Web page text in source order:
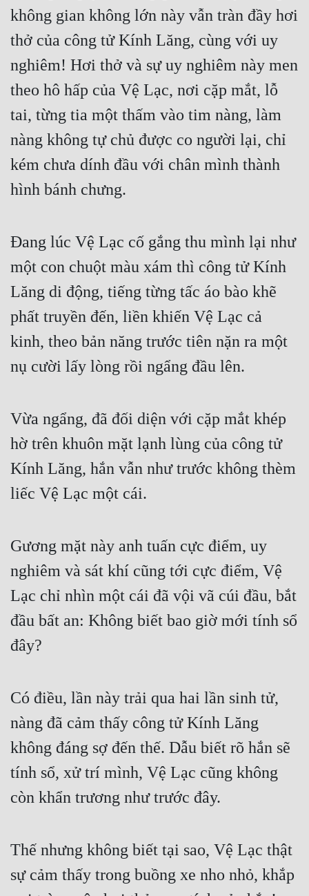
Sảng Văn
Sắc
Sủng
Thanh Xuân
Tiên Hiệp
Trinh Thám
Trùng Sinh
Trọng Sinh
Tu Chân
Tu Tiên
Tội Phạm
Vô Địch
Xuyên Nhanh
Xuyên Thư
Điền Văn
Đô Thị
Đông Phương
Đông Phương Huyền Huyễn
Cẩu Đạo Trường Sinh
Xây Dựng Thế Lực
không gian không lớn này vẫn tràn đầy hơi
thở của công tử Kính Lăng, cùng với uy
nghiêm! Hơi thở và sự uy nghiêm này men
theo hô hấp của Vệ Lạc, nơi cặp mắt, lỗ
tai, từng tia một thấm vào tim nàng, làm
nàng không tự chủ được co người lại, chỉ
kém chưa dính đầu với chân mình thành
hình bánh chưng.
Đang lúc Vệ Lạc cố gắng thu mình lại như
một con chuột màu xám thì công tử Kính
Lăng di động, tiếng từng tấc áo bào khẽ
phất truyền đến, liền khiến Vệ Lạc cả
kinh, theo bản năng trước tiên nặn ra một
nụ cười lấy lòng rồi ngẩng đầu lên.
Vừa ngẩng, đã đối diện với cặp mắt khép
hờ trên khuôn mặt lạnh lùng của công tử
Kính Lăng, hắn vẫn như trước không thèm
liếc Vệ Lạc một cái.
Gương mặt này anh tuấn cực điểm, uy
nghiêm và sát khí cũng tới cực điểm, Vệ
Lạc chỉ nhìn một cái đã vội vã cúi đầu, bắt
đầu bất an: Không biết bao giờ mới tính sổ
đây?
Có điều, lần này trải qua hai lần sinh tử,
nàng đã cảm thấy công tử Kính Lăng
không đáng sợ đến thế. Dẫu biết rõ hắn sẽ
tính sổ, xử trí mình, Vệ Lạc cũng không
còn khẩn trương như trước đây.
Thế nhưng không biết tại sao, Vệ Lạc thật
sự cảm thấy trong buồng xe nho nhỏ, khắp